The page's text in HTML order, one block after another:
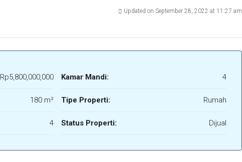
Updated on September 28, 2022 at 11:27 am
Rp5,800,000,000
180 m²
4
Kamar Mandi: 4
Tipe Properti: Rumah
Status Properti: Dijual